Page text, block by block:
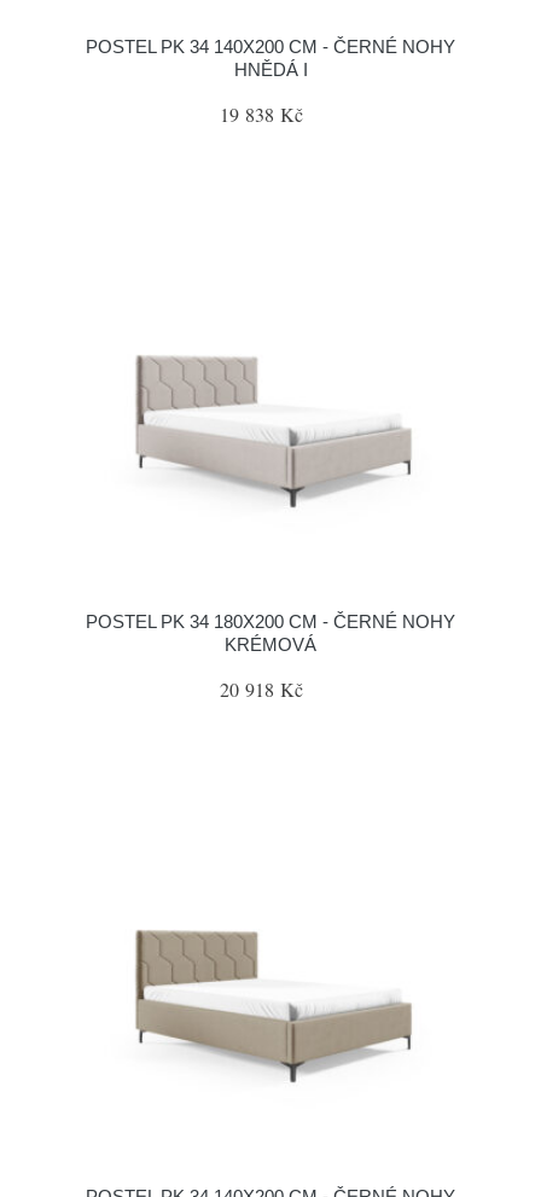
POSTEL PK 34 140X200 CM - ČERNÉ NOHY
HNĚDÁ I
19 838 Kč
POSTEL PK 34 180X200 CM - ČERNÉ NOHY
KRÉMOVÁ
20 918 Kč